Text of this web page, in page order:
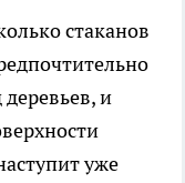
стаканов
и
уже